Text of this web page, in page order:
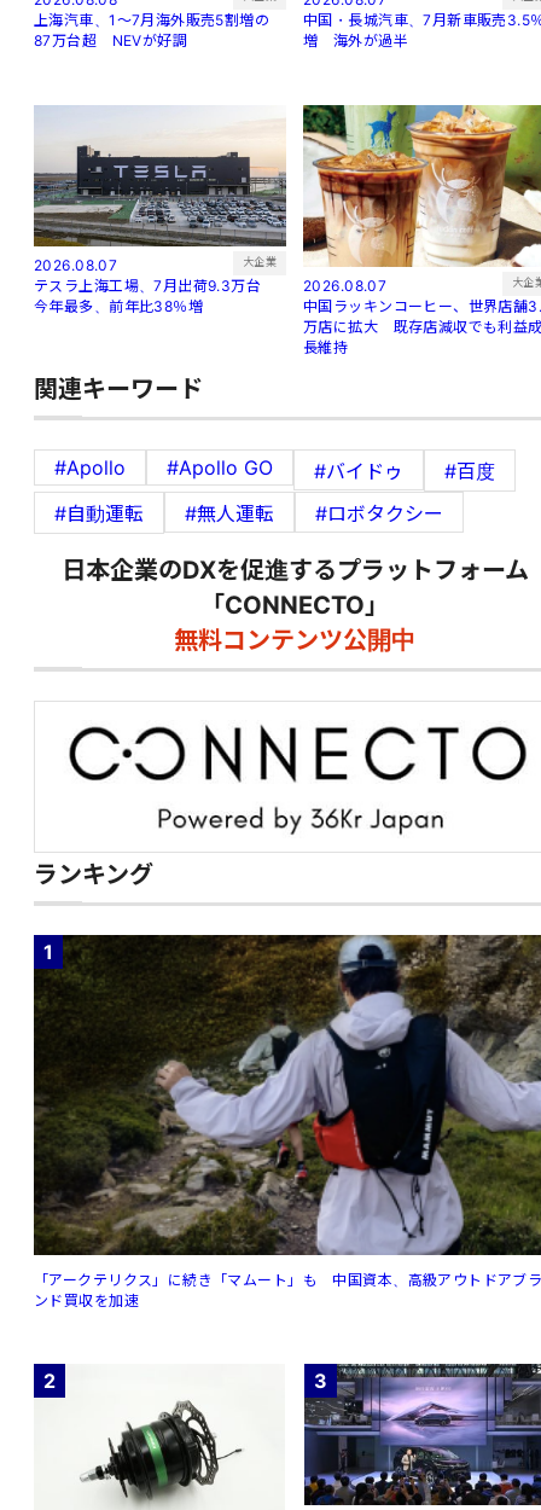
上海汽車、1～7月海外販売5割増の
87万台超 NEVが好調
中国・長城汽車、7月新車販売3.5
増 海外が過半
2026.08.07 大企業
テスラ上海工場、7月出荷9.3万台
今年最多、前年比38％増
2026.08.07 大企
中国ラッキンコーヒー、世界店舗
万店に拡大 既存店減収でも利益
長維持
関連キーワード
#Apollo #Apollo GO #バイドゥ
#百度
#自動運転
#無人運転 #ロボタクシー
日本企業のDXを促進するプラットフォーム
「CONNECTO」
無料コンテンツ公開中
ランキング
1
「アークテリクス」に続き「マムート」も 中国資本、高級アウトドアブ
ンド買収を加速
2 3